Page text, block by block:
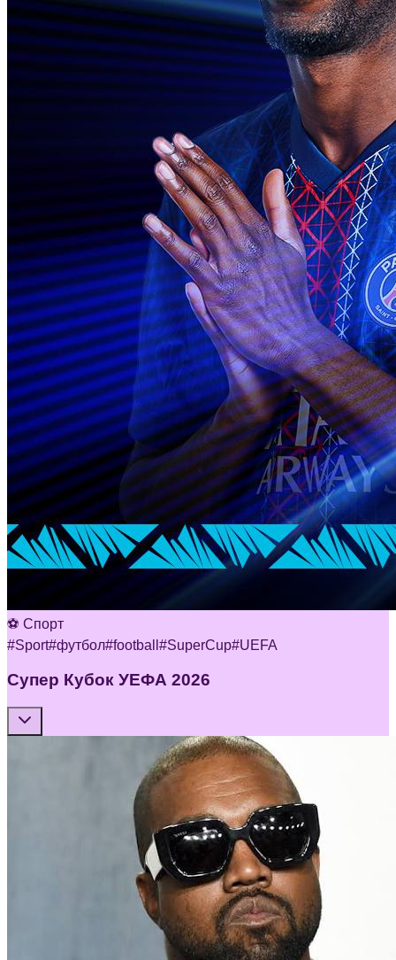
⚽ Спорт
#Sport#футбол#football #SuperCup#UEFA
Супер Кубок УЕФА 2026